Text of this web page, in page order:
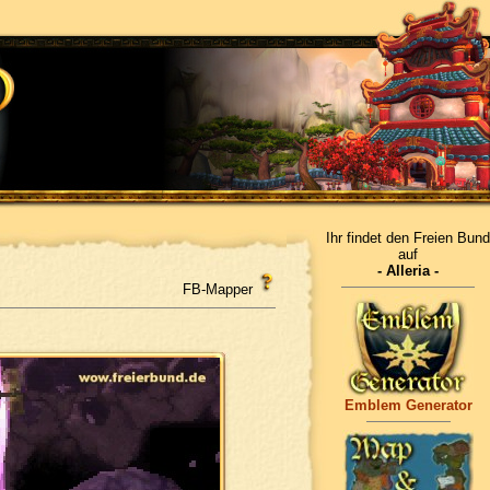
FB-Mapper
Ihr findet den Freien Bund
auf
- Alleria -
Emblem Generator